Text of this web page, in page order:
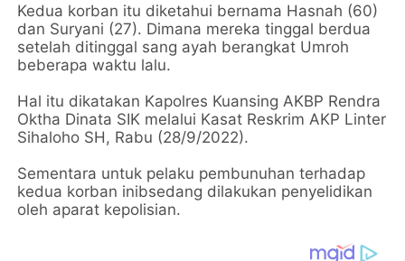
Kedua korban itu diketahui bernama Hasnah (60)
dan Suryani (27). Dimana mereka tinggal berdua
setelah ditinggal sang ayah berangkat Umroh
beberapa waktu lalu.
Hal itu dikatakan Kapolres Kuansing AKBP Rendra
Oktha Dinata SIK melalui Kasat Reskrim AKP Linter
Sihaloho SH, Rabu (28/9/2022).
Sementara untuk pelaku pembunuhan terhadap
kedua korban inibsedang dilakukan penyelidikan
oleh aparat kepolisian.